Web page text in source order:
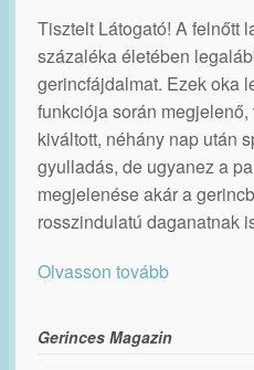
Tisztelt Látogató! A felnőtt
százaléka életében
gerincfájdalmat. Ezek oka
funkciója során
kiváltott, néhány nap után
gyulladás, de ugyanez a
megjelenése akár a
rosszindulatú daganatnak
Olvasson tovább
Gerinces Magazin